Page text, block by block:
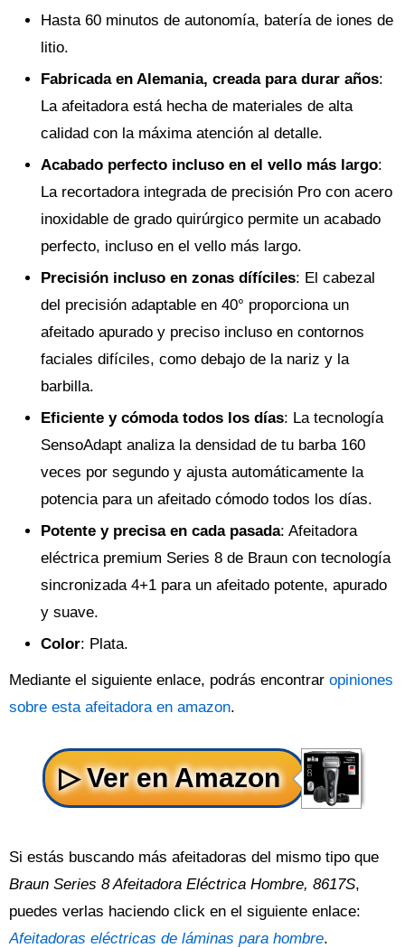
Hasta 60 minutos de autonomía, batería de iones de
litio.
Fabricada en Alemania, creada para durar años:
La afeitadora está hecha de materiales de alta
calidad con la máxima atención al detalle.
Acabado perfecto incluso en el vello más largo:
La recortadora integrada de precisión Pro con acero
inoxidable de grado quirúrgico permite un acabado
perfecto, incluso en el vello más largo.
Precisión incluso en zonas dífíciles: El cabezal
del precisión adaptable en 40° proporciona un
afeitado apurado y preciso incluso en contornos
faciales difíciles, como debajo de la nariz y la
barbilla.
Eficiente y cómoda todos los días: La tecnología
SensoAdapt analiza la densidad de tu barba 160
veces por segundo y ajusta automáticamente la
potencia para un afeitado cómodo todos los días.
Potente y precisa en cada pasada: Afeitadora
eléctrica premium Series 8 de Braun con tecnología
sincronizada 4+1 para un afeitado potente, apurado
y suave.
Color: Plata.
Mediante el siguiente enlace, podrás encontrar opiniones
sobre esta afeitadora en amazon.
Si estás buscando más afeitadoras del mismo tipo que
Braun Series 8 Afeitadora Eléctrica Hombre, 8617S,
puedes verlas haciendo click en el siguiente enlace:
Afeitadoras eléctricas de láminas para hombre.